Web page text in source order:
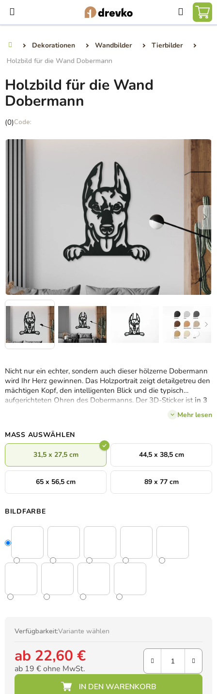
Inhalt
springen
Suchen
Dekorationen Wandbilder
Tierbilder
Holzbild für die Wand Dobermann
Nicht nur ein echter, sondern auch dieser hölzerne Dobermann
wird Ihr Herz gewinnen. Das Holzportrait zeigt detailgetreu den
mächtigen Kopf, den intelligenten Blick und die typisch
aufgerichteten Ohren des Dobermanns. Der 3D-Sticker ist in 3
erhältlich. Dank des hochwertigen
natürlichen Materials wird er Ihnen lange Zeit als moderne
Dekoration dienen.
Mehr lesen
MASS AUSWÄHLEN
31,5 x 27,5 cm 44,5 x 38,5 cm
65 x 56,5 cm 89 x 77 cm
BILDFARBE
Verfügbarkeit:Variante wählen
ab 22,60 €
ab 19 €ohne MwSt.
Holzbild für die Wand
Dobermann
Die
Produktbewertung
(0)